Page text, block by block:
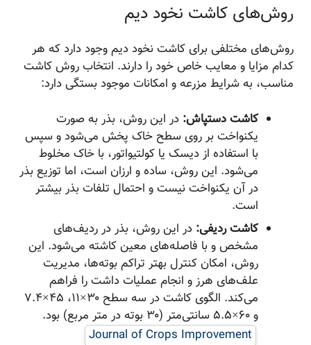
روش‌های کاشت نخود دیم
روش‌های مختلفی برای کاشت نخود دیم وجود دارد که هر
کدام مزایا و معایب خاص خود را دارند. انتخاب روش کاشت
مناسب، به شرایط مزرعه و امکانات موجود بستگی دارد:
کاشت دستپاش: در این روش، بذر به صورت
یکنواخت بر روی سطح خاک پخش می‌شود و سپس
با استفاده از دیسک یا کولتیواتور، با خاک مخلوط
می‌شود. این روش، ساده و ارزان است، اما توزیع بذر
در آن یکنواخت نیست و احتمال تلفات بذر بیشتر
است.
کاشت ردیفی: در این روش، بذر در ردیف‌های
مشخص و با فاصله‌های معین کاشته می‌شود. این
روش، امکان کنترل بهتر تراکم بوته‌ها، مدیریت
علف‌های هرز و انجام عملیات داشت را فراهم
می‌کند. الگوی کاشت در سه سطح ۳۰×۱۱، ۴۵×۷.۴
و ۶۰×۵.۵ سانتی‌متر (۳۰ بوته در متر مربع) بود.
Journal of Crops Improvement